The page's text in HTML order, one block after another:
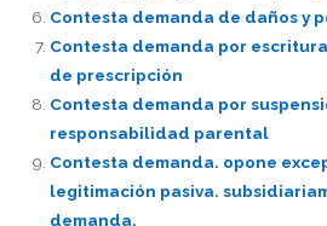
Contesta demanda de daños y
Contesta demanda por
de prescripción
Contesta demanda por
responsabilidad parental
Contesta demanda. opone
legitimación pasiva.
demanda.